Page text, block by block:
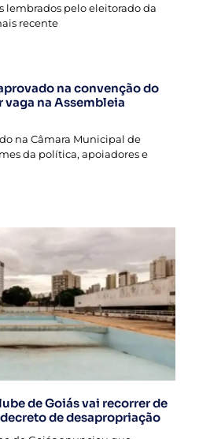
lembrados pelo eleitorado da
recente
na convenção do
na Assembleia
na Câmara Municipal de
da política, apoiadores e
de Goiás vai recorrer de
de desapropriação